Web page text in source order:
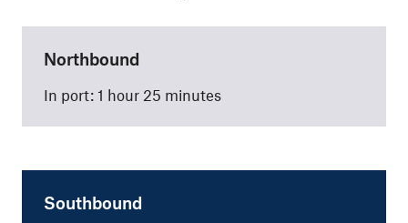
Northbound
In port: 1 hour 25 minutes
Southbound